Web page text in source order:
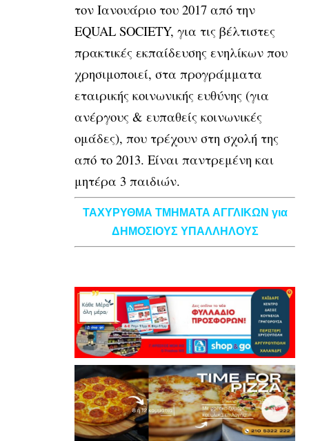
τον Ιανουάριο του 2017 από την
EQUAL SOCIETY, για τις βέλτιστες
πρακτικές εκπαίδευσης ενηλίκων που
χρησιμοποιεί, στα προγράμματα
εταιρικής κοινωνικής ευθύνης (για
ανέργους & ευπαθείς κοινωνικές
ομάδες), που τρέχουν στη σχολή της
από το 2013. Είναι παντρεμένη και
μητέρα 3 παιδιών.
ΤΑΧΥΡΥΘΜΑ ΤΜΗΜΑΤΑ ΑΓΓΛΙΚΩΝ για
ΔΗΜΟΣΙΟΥΣ ΥΠΑΛΛΗΛΟΥΣ